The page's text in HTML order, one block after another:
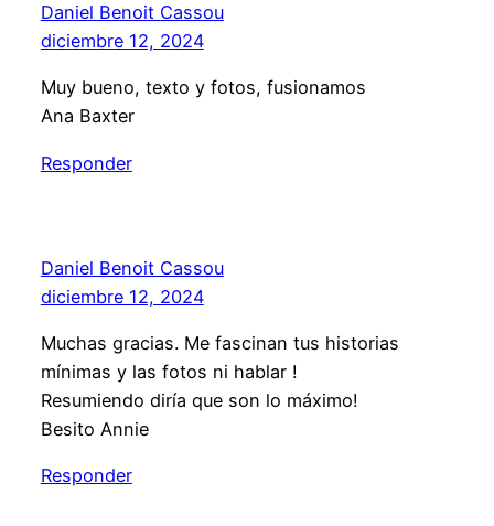
Daniel Benoit Cassou
diciembre 12, 2024
Muy bueno, texto y fotos, fusionamos
Ana Baxter
Responder
Daniel Benoit Cassou
diciembre 12, 2024
Muchas gracias. Me fascinan tus historias
mínimas y las fotos ni hablar !
Resumiendo diría que son lo máximo!
Besito Annie
Responder